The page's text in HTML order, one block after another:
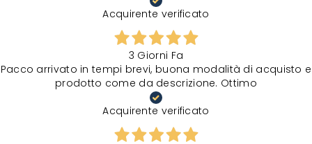
Acquirente verificato
3 Giorni Fa
Pacco arrivato in tempi brevi, buona modalità di acquisto e
prodotto come da descrizione. Ottimo
Acquirente verificato